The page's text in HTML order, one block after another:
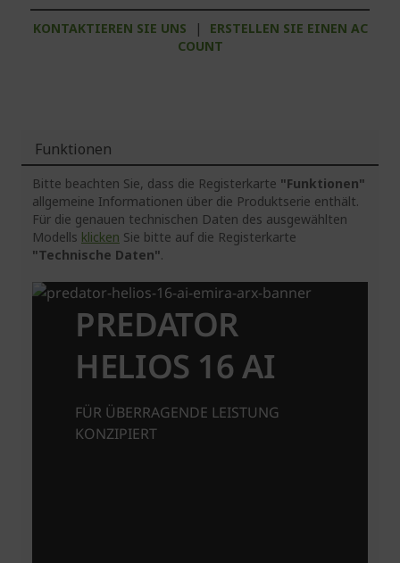
KONTAKTIEREN SIE UNS |
ERSTELLEN SIE EINEN AC
COUNT
Funktionen
Bitte beachten Sie, dass die Registerkarte "Funktionen"
allgemeine Informationen über die Produktserie enthält.
Für die genauen technischen Daten des ausgewählten
Modells klicken Sie bitte auf die Registerkarte
"Technische Daten".